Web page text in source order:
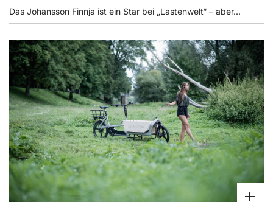
Das Johansson Finnja ist ein Star bei „Lastenwelt“ – aber...